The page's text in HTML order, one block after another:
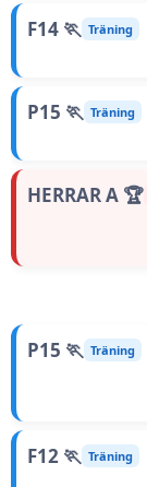
F14 🏃 Träning
P15 🏃 Träning
HERRAR A 🏆
P15 🏃 Träning
F12 🏃 Träning